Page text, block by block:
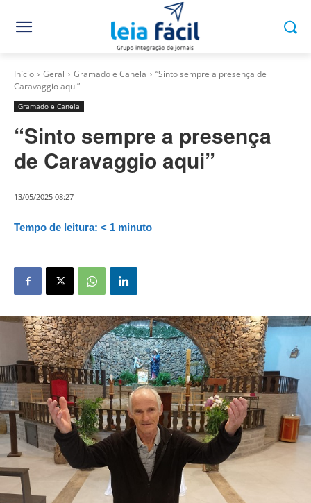
Início Geral Gramado e Canela
“Sinto sempre a presença de
Caravaggio aqui”
Gramado e Canela
“Sinto sempre a presença
de Caravaggio aqui”
13/05/2025 08:27
Tempo de leitura: < 1 minuto